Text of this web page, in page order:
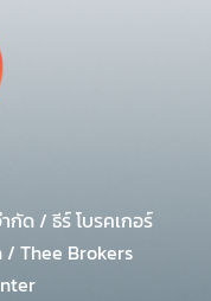
กัด / ธีร์ โบรคเกอร์
Thee Brokers